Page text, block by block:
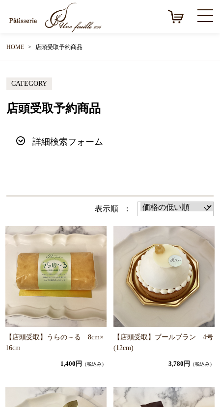
HOME 店頭受取予約商品
CATEGORY
店頭受取予約商品
詳細検索フォーム
表示順 :
【店頭受取】うらの～る 8cm×
16cm
1,400円 （税込み）
【店頭受取】ブールブラン 4号
(12cm)
3,780円 （税込み）